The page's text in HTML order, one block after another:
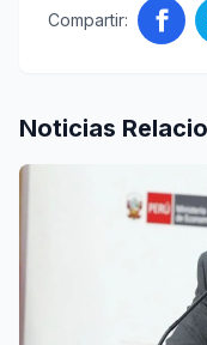
Compartir:
Noticias